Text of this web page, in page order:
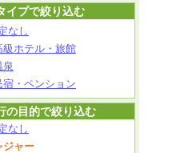
イプで絞り込む
なし
級ホテル・旅館
泉
宿・ペンション
の目的で絞り込む
なし
ジャー